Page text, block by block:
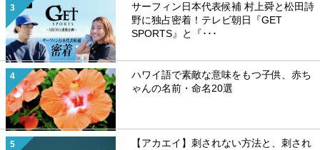
サーフィン日本代表候補 村上舜と松田詩
野に独占密着！テレビ朝日『GET
SPORTS』と『･･･
ハワイ語で素敵な意味をもつ子供、赤ち
ゃんの名前・命名20選
【アカエイ】刺されない方法と、刺され